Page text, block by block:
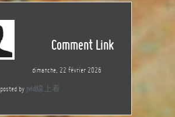
Comment Link
dimanche, 22 février 2026
posted by jvid線上看